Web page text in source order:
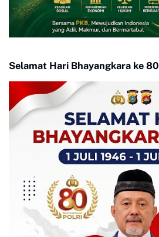
Selamat Hari Bhayangkara ke 80